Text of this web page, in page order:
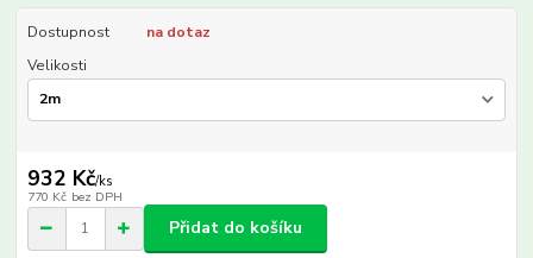
Dostupnost
na dotaz
Velikosti
932 Kč/ks
770 Kč bez DPH
Přidat do košíku